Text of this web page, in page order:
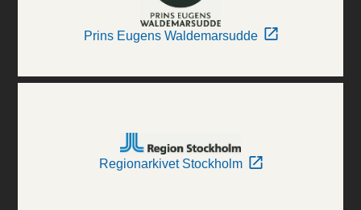
Prins Eugens Waldemarsudde
Regionarkivet Stockholm